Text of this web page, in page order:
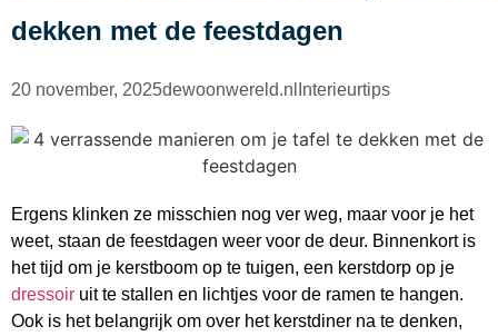
dekken met de feestdagen
20 november, 2025dewoonwereld.nl Interieurtips
Ergens klinken ze misschien nog ver weg, maar voor je het
weet, staan de feestdagen weer voor de deur. Binnenkort is
het tijd om je kerstboom op te tuigen, een kerstdorp op je
dressoir uit te stallen en lichtjes voor de ramen te hangen.
Ook is het belangrijk om over het kerstdiner na te denken,